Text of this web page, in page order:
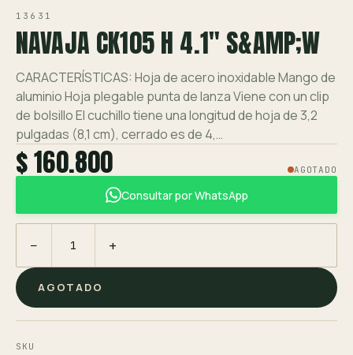
13631
NAVAJA CK105 H 4.1" S&AMP;W
CARACTERÍSTICAS: Hoja de acero inoxidable Mango de
aluminio Hoja plegable punta de lanza Viene con un clip
de bolsillo El cuchillo tiene una longitud de hoja de 3,2
pulgadas (8,1 cm), cerrado es de 4,…
$ 160.800 AGOTADO
Consultar por WhatsApp
− +
AGOTADO
SKU